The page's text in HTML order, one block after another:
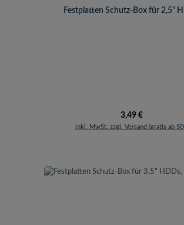
Festplatten Schutz-Box für 2,5"
Regulärer Preis:
3,49 €
inkl. MwSt. zzgl. Versand (gratis ab